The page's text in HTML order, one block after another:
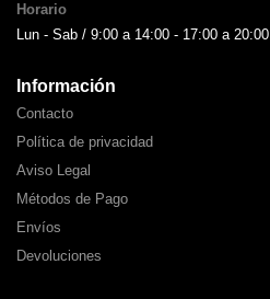
Horario
Lun - Sab / 9:00 a 14:00 - 17:00 a 20:00
Información
Contacto
Política de privacidad
Aviso Legal
Métodos de Pago
Envíos
Devoluciones